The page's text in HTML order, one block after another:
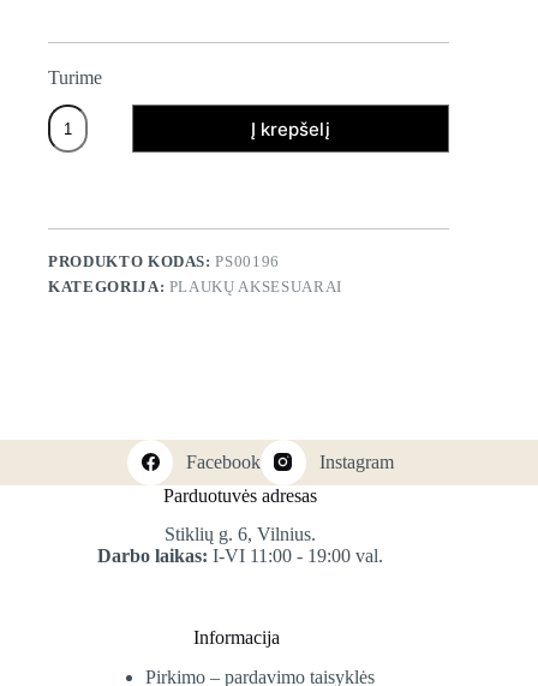
Turime
produkto
kiekis:
Dvispalvė
Į krepšelį
PRODUKTO KODAS:PS00196
KATEGORIJA: PLAUKŲ AKSESUARAI
Facebook
Instagram
Parduotuvės adresas
Stiklių g. 6, Vilnius.
Darbo laikas:I-VI 11:00 - 19:00 val.
Informacija
Pirkimo – pardavimo taisyklės